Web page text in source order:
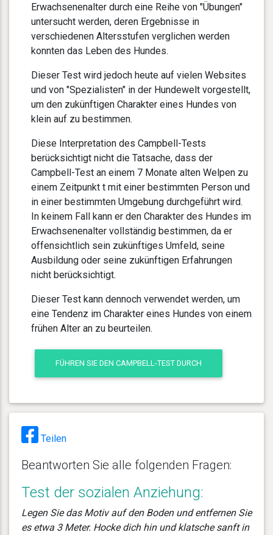
Erwachsenenalter durch eine Reihe von "Übungen"
untersucht werden, deren Ergebnisse in
verschiedenen Altersstufen verglichen werden
konnten das Leben des Hundes.
Dieser Test wird jedoch heute auf vielen Websites
und von "Spezialisten" in der Hundewelt vorgestellt,
um den zukünftigen Charakter eines Hundes von
klein auf zu bestimmen.
Diese Interpretation des Campbell-Tests
berücksichtigt nicht die Tatsache, dass der
Campbell-Test an einem 7 Monate alten Welpen zu
einem Zeitpunkt t mit einer bestimmten Person und
in einer bestimmten Umgebung durchgeführt wird.
In keinem Fall kann er den Charakter des Hundes im
Erwachsenenalter vollständig bestimmen, da er
offensichtlich sein zukünftiges Umfeld, seine
Ausbildung oder seine zukünftigen Erfahrungen
nicht berücksichtigt.
Dieser Test kann dennoch verwendet werden, um
eine Tendenz im Charakter eines Hundes von einem
frühen Alter an zu beurteilen.
FÜHREN SIE DEN CAMPBELL-TEST DURCH
Teilen
Beantworten Sie alle folgenden Fragen:
Test der sozialen Anziehung:
Legen Sie das Motiv auf den Boden und entfernen Sie
es etwa 3 Meter. Hocke dich hin und klatsche sanft in